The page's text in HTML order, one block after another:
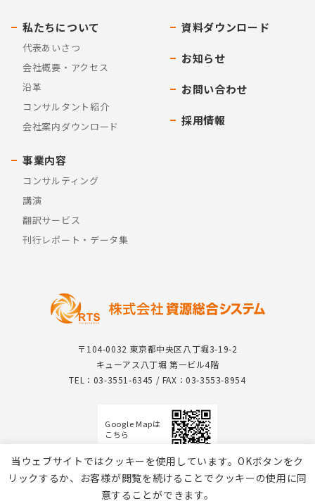
〒104-0032 東京都中央区八丁堀3-19-2
キューアス八丁堀 第一ビル4階
TEL：03-3551-6345 / FAX：03-3553-8954
Google Mapは
こちら
私たちについて
代表あいさつ
会社概要・アクセス
沿革
コンサルタント紹介
会社案内ダウンロード
事業内容
コンサルティング
講演
翻訳サービス
刊行レポート・データ集
資料ダウンロード
お知らせ
お問い合わせ
採用情報
当ウェブサイトではクッキーを使用しています。OKボタンをク
リックするか、お客様が閲覧を続けることでクッキーの使用に同
意することができます。